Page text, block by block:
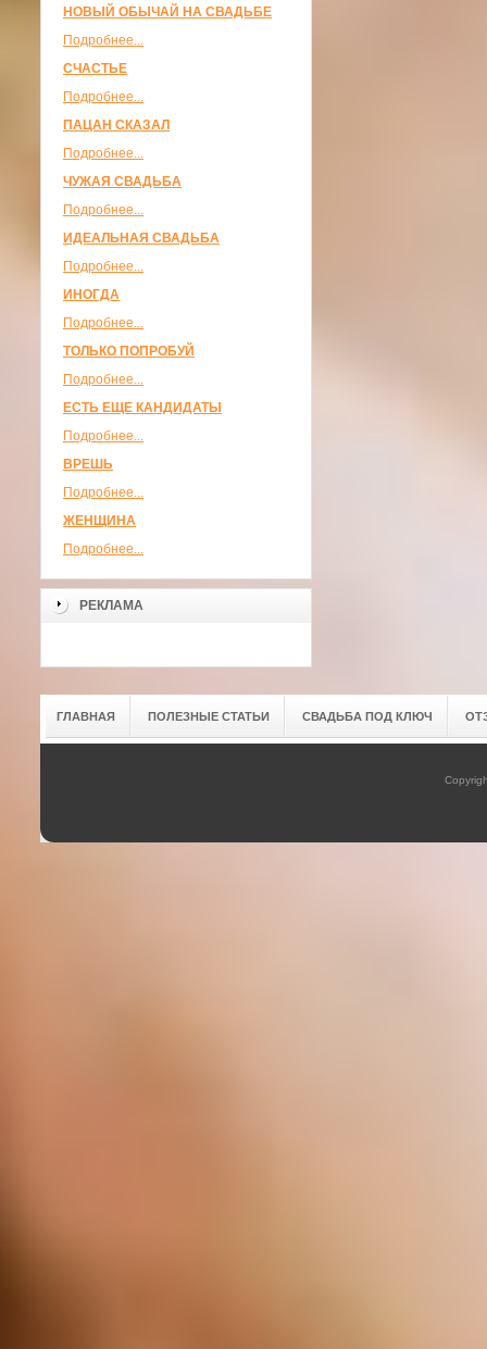
НОВЫЙ ОБЫЧАЙ НА СВАДЬБЕ
Подробнее...
СЧАСТЬЕ
Подробнее...
ПАЦАН СКАЗАЛ
Подробнее...
ЧУЖАЯ СВАДЬБА
Подробнее...
ИДЕАЛЬНАЯ СВАДЬБА
Подробнее...
ИНОГДА
Подробнее...
ТОЛЬКО ПОПРОБУЙ
Подробнее...
ЕСТЬ ЕЩЕ КАНДИДАТЫ
Подробнее...
ВРЕШЬ
Подробнее...
ЖЕНЩИНА
Подробнее...
РЕКЛАМА
ГЛАВНАЯ ПОЛЕЗНЫЕ СТАТЬИ СВАДЬБА ПОД КЛЮЧ